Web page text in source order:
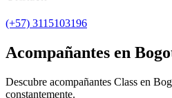
(+57) 3115103196
Acompañantes en
Descubre acompañantes Class en
constantemente.